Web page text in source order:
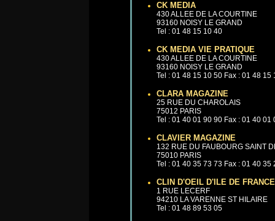
CK MEDIA
430 ALLEE DE LA COURTINE
93160 NOISY LE GRAND
Tel : 01 48 15 10 40
CK MEDIA VIE PRATIQUE
430 ALLEE DE LA COURTINE
93160 NOISY LE GRAND
Tel : 01 48 15 10 50 Fax : 01 48 15
CLARA MAGAZINE
25 RUE DU CHAROLAIS
75012 PARIS
Tel : 01 40 01 90 90 Fax : 01 40 01
CLAVIER MAGAZINE
132 RUE DU FAUBOURG SAINT
75010 PARIS
Tel : 01 40 35 73 73 Fax : 01 40 35
CLIN D'OEIL D'ILE DE FRANCE
1 RUE LECERF
94210 LA VARENNE ST HILAIRE
Tel : 01 48 89 53 05